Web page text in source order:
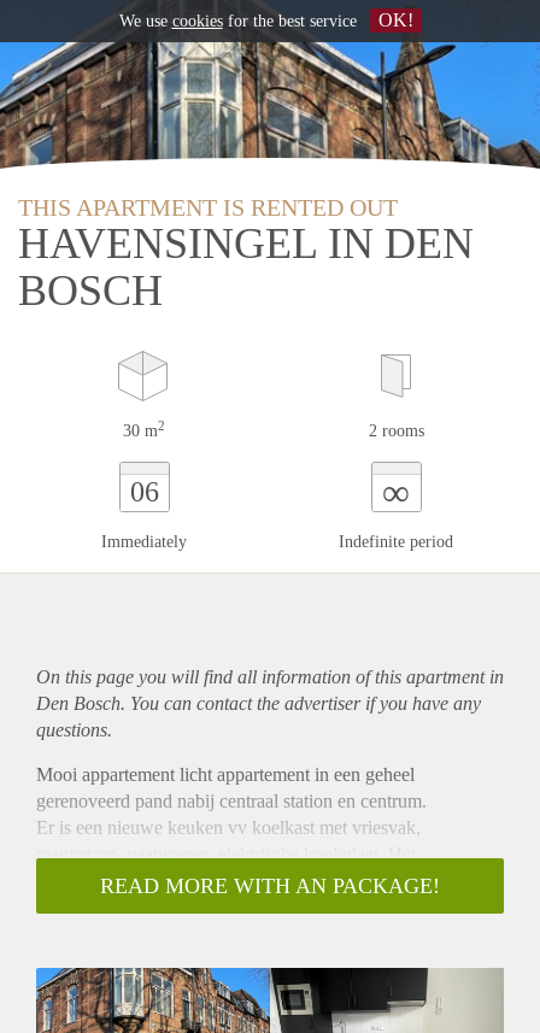
THIS APARTMENT IS RENTED OUT
HAVENSINGEL IN DEN
BOSCH
30 m2 2 rooms
06
Immediately
∞
Indefinite period
On this page you will find all information of this apartmentin
Den Bosch. You can contact the advertiser if you have any
questions.
Mooi appartement licht appartement in een geheel
gerenoveerd pand nabij centraal station en centrum.
Er is een nieuwe keuken vv koelkast met vriesvak,
magnetron, vaatwasser, elektrische kookplaat. Het
appartement
heeft een plafondhoogte van 3,5m waardoor er een vide is
en verlichting wordt nog aangebracht.
De huurprijs is € 925 plus €75 servicekosten exclusief
READ MORE WITH AN PACKAGE!
We use cookiesfor the best service OK!